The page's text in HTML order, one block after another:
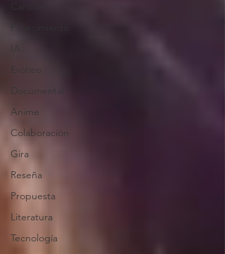
Documental
Anime
Colaboración
Gira
Reseña
Propuesta
Literatura
Tecnología